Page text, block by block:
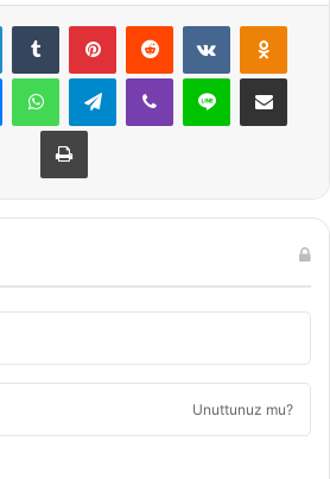
LinkedInTumblr PinterestReddit VKontakte
MessengerWhatsAppTelegramViber Line E-Posta ile
Yazdır
Unuttunuz mu?